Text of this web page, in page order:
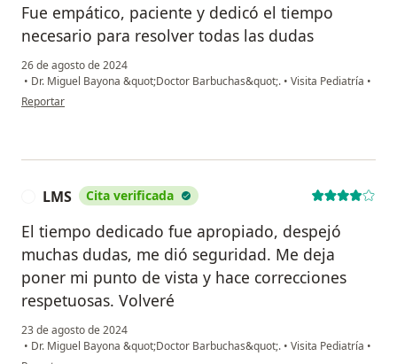
Fue empático, paciente y dedicó el tiempo
necesario para resolver todas las dudas
26 de agosto de 2024
• Dr. Miguel Bayona &quot;Doctor Barbuchas&quot;. • Visita Pediatría •
en opinión del usuario Duván Gómez
Reportar
LMS Cita verificada
El tiempo dedicado fue apropiado, despejó
muchas dudas, me dió seguridad. Me deja
poner mi punto de vista y hace correcciones
respetuosas. Volveré
23 de agosto de 2024
• Dr. Miguel Bayona &quot;Doctor Barbuchas&quot;. • Visita Pediatría •